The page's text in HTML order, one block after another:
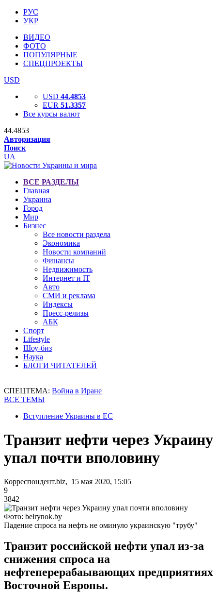
РУС
УКР
ВИДЕО
ФОТО
ПОПУЛЯРНЫЕ
СПЕЦПРОЕКТЫ
USD
USD 44.4853
EUR 51.3357
Все курсы валют
44.4853
Авторизация
Поиск
UA
ВСЕ РАЗДЕЛЫ
Главная
Украина
Город
Мир
Бизнес
Все новости раздела
Экономика
Новости компаний
Финансы
Недвижимость
Интернет и IT
Авто
СМИ и реклама
Индексы
Пресс-релизы
АБК
Спорт
Lifestyle
Шоу-биз
Наука
БЛОГИ ЧИТАТЕЛЕЙ
СПЕЦТЕМА: Война в Иране
ВСЕ ТЕМЫ
Вступление Украины в ЕС
Транзит нефти через Украину
упал почти вполовину
Корреспондент.biz, 15 мая 2020, 15:05
9
3842
Фото: belrynok.by
Падение спроса на нефть не оминуло украинскую "трубу"
Транзит российской нефти упал из-за
снижения спроса на
нефтеперерабаывающих предприятиях
Восточной Европы.